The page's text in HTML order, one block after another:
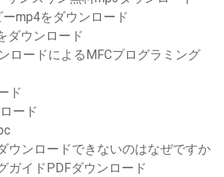
mp4をダウンロード
ダウンロード
ロードによるMFCプログラミング
ド
ード
ウンロードできないのはなぜですか
ガイドPDFダウンロード